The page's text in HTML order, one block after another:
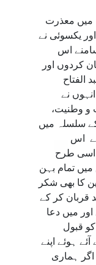
میں معذرت
یکسوئی نے
اس
کردوں اور
الفتاح
نے
و وطنیت،
سلسلہ میں
اس
اسی طرح
تمام بہن
کا بھی شکر
قربان کر کے
میں دعا
قبول
ہوئے اپنے
ہماری